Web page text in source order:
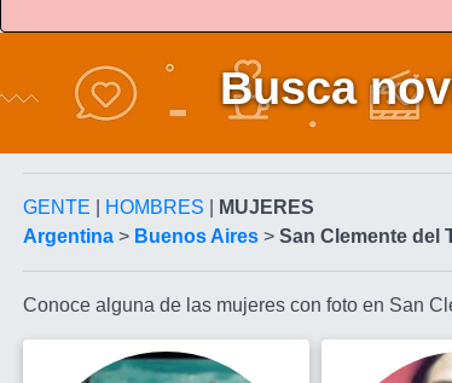
Busca
GENTE HOMBRES
MUJERES
Argentina > Buenos Aires > San Clemente del
Conoce alguna de las mujeres con foto en San